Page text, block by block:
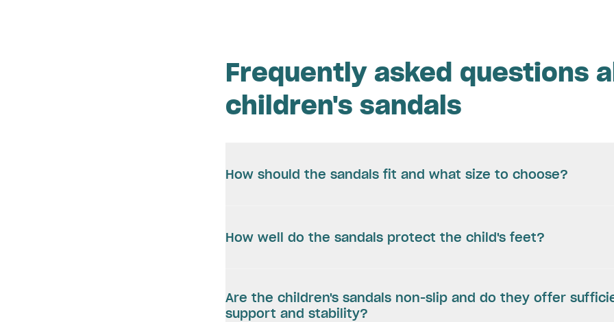
Frequently asked questions
children's sandals
How should the sandals fit and what size to choose?
How well do the sandals protect the child's feet?
Are the children's sandals non-slip and do they offer
support and stability?